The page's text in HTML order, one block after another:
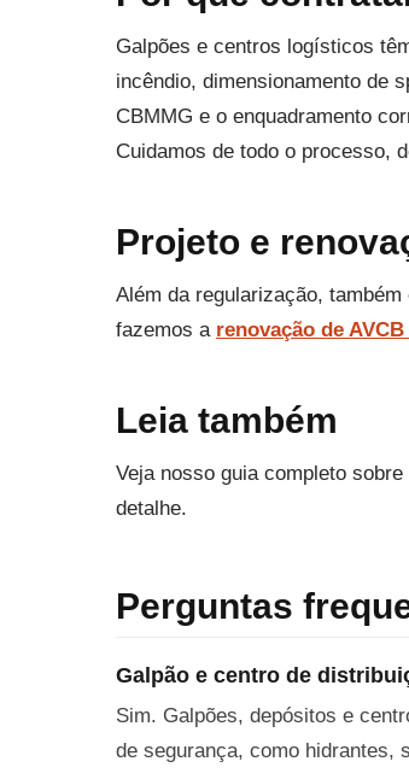
Galpões e centros logísticos
incêndio, dimensionamento de
CBMMG e o enquadramento
Cuidamos de todo o processo,
Projeto e
Além da regularização, também
fazemos a renovação de
Leia também
Veja nosso guia completo sobre
detalhe.
Perguntas
Galpão e centro de
Sim. Galpões, depósitos e
de segurança, como hidrantes,